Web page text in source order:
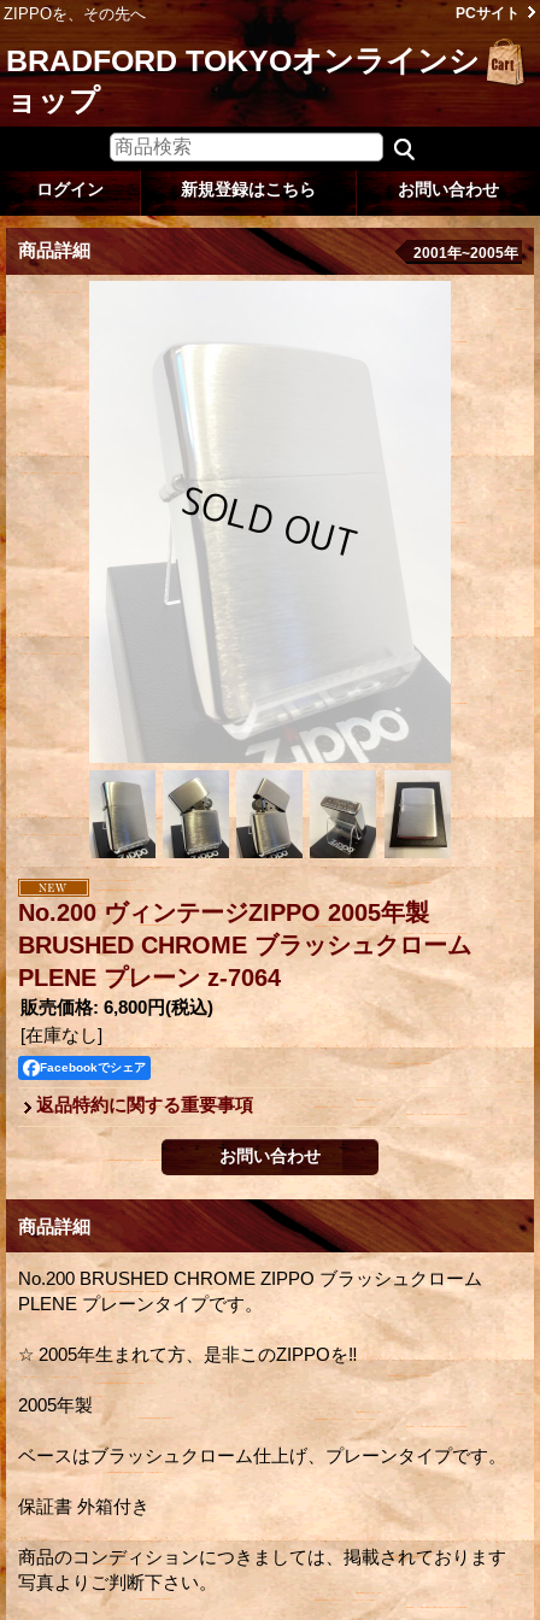
ZIPPOを、その先へ PCサイト
BRADFORD TOKYOオンラインシ
ョップ
ログイン 新規登録はこちら お問い合わせ
商品詳細 2001年~2005年
No.200 ヴィンテージZIPPO 2005年製
BRUSHED CHROME ブラッシュクローム
PLENE プレーン z-7064
販売価格: 6,800円(税込)
[在庫なし]
Facebookでシェア
返品特約に関する重要事項
商品詳細
No.200 BRUSHED CHROME ZIPPO ブラッシュクローム
PLENE プレーンタイプです。
☆ 2005年生まれて方、是非このZIPPOを‼︎
2005年製
ベースはブラッシュクローム仕上げ、プレーンタイプです。
保証書 外箱付き
商品のコンディションにつきましては、掲載されております
写真よりご判断下さい。